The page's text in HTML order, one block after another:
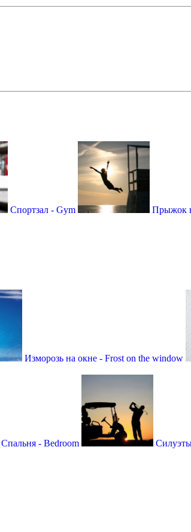
Спортзал - Gym Прыжок
Изморозь на окне - Frost on the window
Спальня - Bedroom